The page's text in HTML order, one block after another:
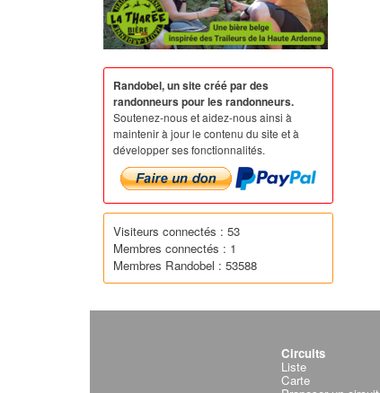
Randobel, un site créé par des
randonneurs pour les randonneurs.
Soutenez-nous et aidez-nous ainsi à
maintenir à jour le contenu du site et à
développer ses fonctionnalités.
Visiteurs connectés : 53
Membres connectés : 1
Membres Randobel : 53588
Circuits
Liste
Carte